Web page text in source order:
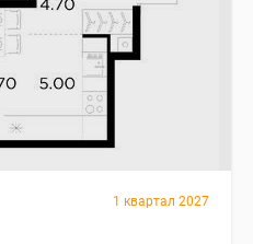
1 квартал 2027